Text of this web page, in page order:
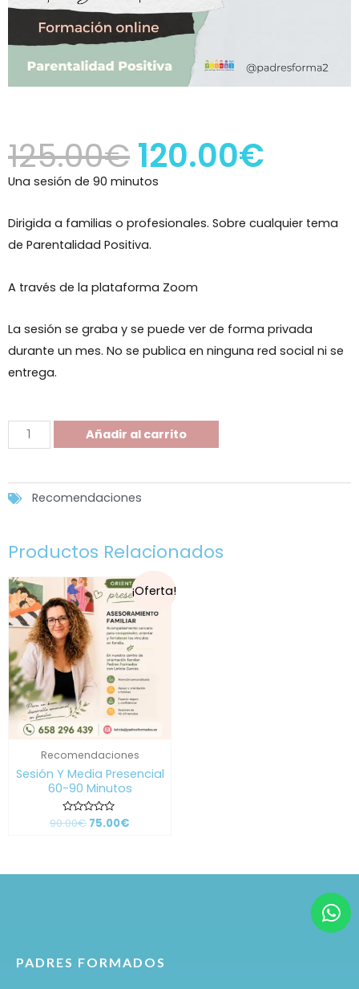
125.00€120.00€
Una sesión de 90 minutos
Dirigida a familias o profesionales. Sobre cualquier tema
de Parentalidad Positiva.
A través de la plataforma Zoom
La sesión se graba y se puede ver de forma privada
durante un mes. No se publica en ninguna red social ni se
entrega.
Añadir al carrito
Recomendaciones
Productos Relacionados
¡Oferta!
Recomendaciones
Sesión Y Media Presencial
60-90 Minutos
Valorado
con
90.00€ 75.00€
PADRES FORMADOS